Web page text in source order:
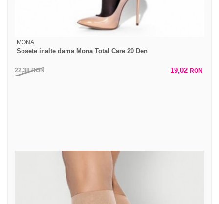
MONA
Sosete inalte dama Mona Total Care 20 Den
22,38RON 19,02 RON